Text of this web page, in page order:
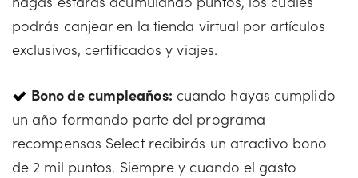
podrás canjear en la tienda virtual por artículos
exclusivos, certificados y viajes.
Bono de cumpleaños: cuando hayas cumplido
un año formando parte del programa
recompensas Select recibirás un atractivo bono
de 2 mil puntos. Siempre y cuando el gasto